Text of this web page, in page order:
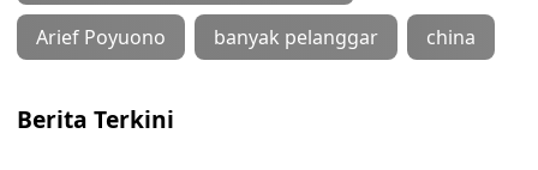
Arief Poyuono banyak pelanggar china
Berita Terkini